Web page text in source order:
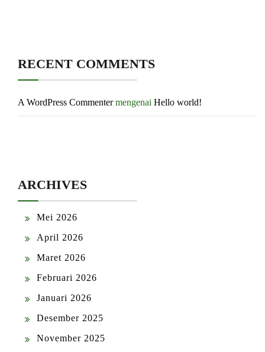
RECENT COMMENTS
A WordPress Commentermengenai Hello world!
ARCHIVES
Mei 2026
April 2026
Maret 2026
Februari 2026
Januari 2026
Desember 2025
November 2025